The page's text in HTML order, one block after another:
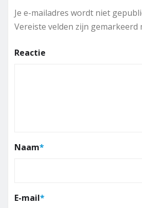
Je e-mailadres wordt niet
Vereiste velden zijn gemarkeerd
Reactie
Naam*
E-mail*